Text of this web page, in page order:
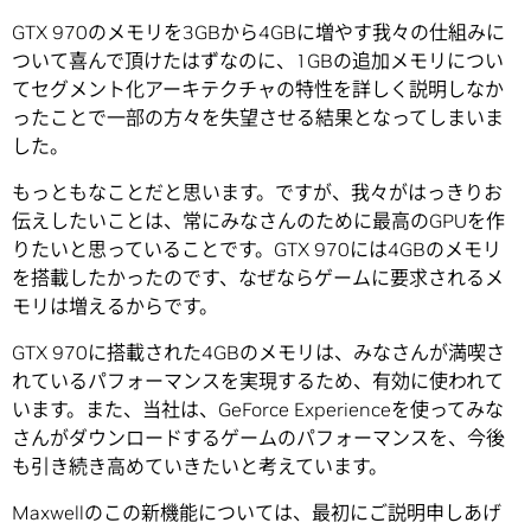
GTX 970のメモリを3GBから4GBに増やす我々の仕組みに
ついて喜んで頂けたはずなのに、1GBの追加メモリについ
てセグメント化アーキテクチャの特性を詳しく説明しなか
ったことで一部の方々を失望させる結果となってしまいま
した。
もっともなことだと思います。ですが、我々がはっきりお
伝えしたいことは、常にみなさんのために最高のGPUを作
りたいと思っていることです。GTX 970には4GBのメモリ
を搭載したかったのです、なぜならゲームに要求されるメ
モリは増えるからです。
GTX 970に搭載された4GBのメモリは、みなさんが満喫さ
れているパフォーマンスを実現するため、有効に使われて
います。また、当社は、GeForce Experienceを使ってみな
さんがダウンロードするゲームのパフォーマンスを、今後
も引き続き高めていきたいと考えています。
Maxwellのこの新機能については、最初にご説明申しあげ